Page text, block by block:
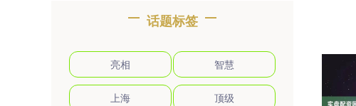
话题标签
亮相 智慧
上海 顶级